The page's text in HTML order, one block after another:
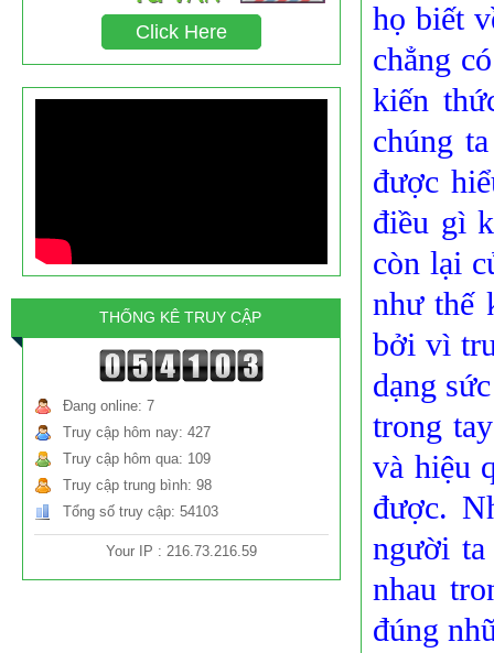
chất triclosan gây ung thư chiếm tỉ lệ bao
Click Here
THỐNG KÊ TRUY CẬP
Đang online: 7
Truy cập hôm nay: 427
Truy cập hôm qua: 109
Truy cập trung bình: 98
Tổng số truy cập: 54103
Your IP : 216.73.216.59
họ biết
chẳng
kiến
chúng
được
điều gì
còn lại
như thế
bởi vì
dạng
trong
và hiệu
được.
người ta
nhau
đúng